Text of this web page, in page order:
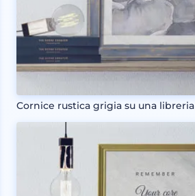
Cornice rustica grigia su una libreria